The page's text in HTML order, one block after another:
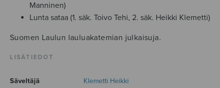
Manninen)
Lunta sataa (1. säk. Toivo Tehi, 2. säk. Heikki Klemetti)
Suomen Laulun lauluakatemian julkaisuja.
LISÄTIEDOT
Säveltäjä Klemetti Heikki